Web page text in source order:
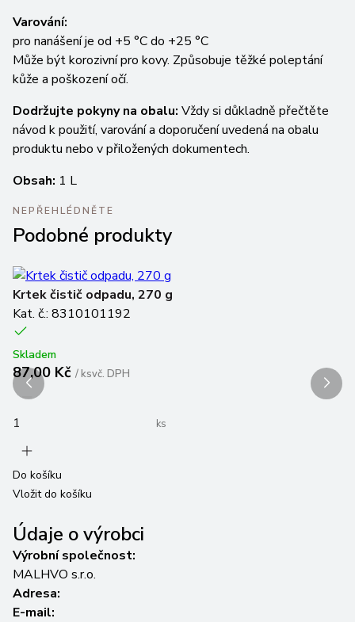
Varování:
pro nanášení je od +5 °C do +25 °C
Může být korozivní pro kovy. Způsobuje těžké poleptání
kůže a poškození očí.
Dodržujte pokyny na obalu: Vždy si důkladně přečtěte
návod k použití, varování a doporučení uvedená na obalu
produktu nebo v přiložených dokumentech.
Obsah: 1 L
NEPŘEHLÉDNĚTE
Podobné produkty
Krtek čistič odpadu, 270 g
Kat. č.: 8310101192
Skladem
87,00 Kč /ksvč. DPH
ks
Do košíku
Vložit do košíku
Údaje o výrobci
Výrobní společnost:
MALHVO s.r.o.
Adresa:
E-mail: